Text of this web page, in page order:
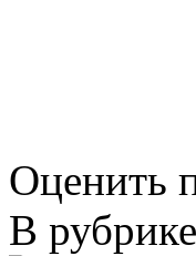
Оценить
В рубрике